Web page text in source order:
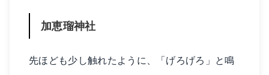
加恵瑠神社
先ほども少し触れたように、「げろげろ」と鳴